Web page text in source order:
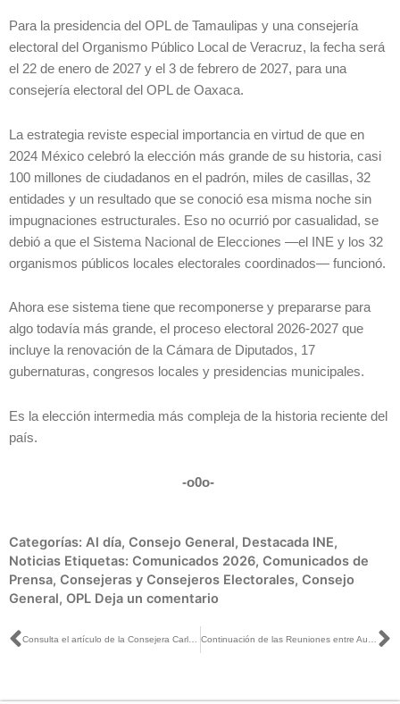
Para la presidencia del OPL de Tamaulipas y una consejería
electoral del Organismo Público Local de Veracruz, la fecha será
el 22 de enero de 2027 y el 3 de febrero de 2027, para una
consejería electoral del OPL de Oaxaca.
La estrategia reviste especial importancia en virtud de que en
2024 México celebró la elección más grande de su historia, casi
100 millones de ciudadanos en el padrón, miles de casillas, 32
entidades y un resultado que se conoció esa misma noche sin
impugnaciones estructurales. Eso no ocurrió por casualidad, se
debió a que el Sistema Nacional de Elecciones —el INE y los 32
organismos públicos locales electorales coordinados— funcionó.
Ahora ese sistema tiene que recomponerse y prepararse para
algo todavía más grande, el proceso electoral 2026-2027 que
incluye la renovación de la Cámara de Diputados, 17
gubernaturas, congresos locales y presidencias municipales.
Es la elección intermedia más compleja de la historia reciente del
país.
-o0o-
Categorías: Al día, Consejo General, Destacada INE,
Noticias Etiquetas: Comunicados 2026, Comunicados de
Prensa, Consejeras y Consejeros Electorales, Consejo
General, OPL Deja un comentario
Ant